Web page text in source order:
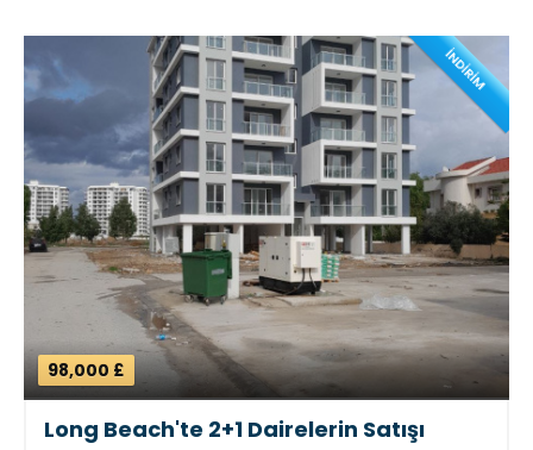
İNDİRİM
98,000 £
Long Beach'te 2+1 Dairelerin Satışı